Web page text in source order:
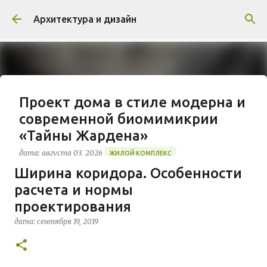
К основному контенту
Архитектура и дизайн
Проект дома в стиле модерна и
современной биомимикрии
«Тайны Жардена»
дата: августа 03, 2026 ЖИЛОЙ КОМПЛЕКС
В марте 2026 года в Монпелье завершилось
строительство знакового жилого комплекса
«Jardins Secrets» от бюро Vincent Callebaut
Architectures. Проект, расположенный на
территории бывшей пехотной школы (EAI) в
районе Cité Créative, стал примером гармоничной
интеграции современной архитектуры в
0
Ширина коридора. Особенности
расчета и нормы
проектирования
дата: сентября 19, 2019